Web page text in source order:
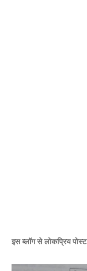
इस ब्लॉग से लोकप्रिय पोस्ट